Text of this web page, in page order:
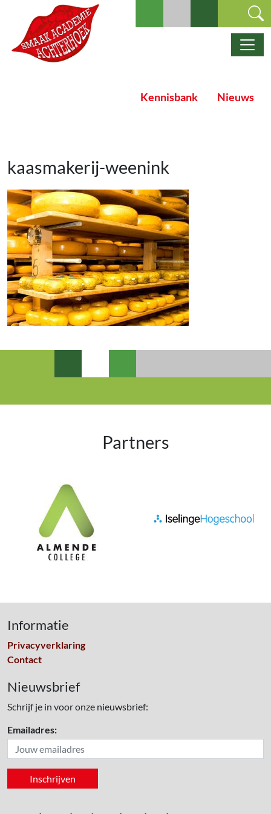
Ga naar de inhoud
Hoofdnavigatie
Kennisbank Nieuws
kaasmakerij-weenink
Partners
Informatie
Privacyverklaring
Contact
Nieuwsbrief
Schrijf je in voor onze nieuwsbrief:
Emailadres: